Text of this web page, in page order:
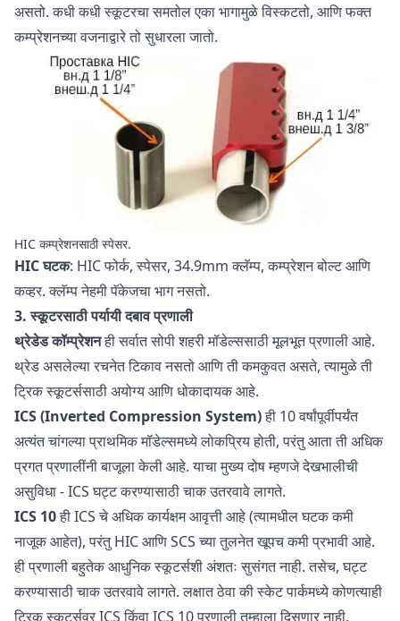
असतो. कधी कधी स्कूटरचा समतोल एका भागामुळे विस्कटतो, आणि फक्त
कम्प्रेशनच्या वजनाद्वारे तो सुधारला जातो.
HIC कम्प्रेशनसाठी स्पेसर.
HIC घटक: HIC फोर्क, स्पेसर, 34.9mm क्लॅम्प, कम्प्रेशन बोल्ट आणि
कव्हर. क्लॅम्प नेहमी पॅकेजचा भाग नसतो.
3. स्कूटरसाठी पर्यायी दबाव प्रणाली
थ्रेडेड कॉम्प्रेशनही सर्वात सोपी शहरी मॉडेल्ससाठी मूलभूत प्रणाली आहे.
थ्रेड असलेल्या रचनेत टिकाव नसतो आणि ती कमकुवत असते, त्यामुळे ती
ट्रिक स्कूटर्ससाठी अयोग्य आणि धोकादायक आहे.
ICS (Inverted Compression System)ही 10 वर्षांपूर्वीपर्यंत
अत्यंत चांगल्या प्राथमिक मॉडेल्समध्ये लोकप्रिय होती, परंतु आता ती अधिक
प्रगत प्रणालींनी बाजूला केली आहे. याचा मुख्य दोष म्हणजे देखभालीची
असुविधा - ICS घट्ट करण्यासाठी चाक उतरवावे लागते.
ICS 10ही ICS चे अधिक कार्यक्षम आवृत्ती आहे (त्यामधील घटक कमी
नाजूक आहेत), परंतु HIC आणि SCS च्या तुलनेत खूपच कमी प्रभावी आहे.
ही प्रणाली बहुतेक आधुनिक स्कूटर्सशी अंशतः सुसंगत नाही. तसेच, घट्ट
करण्यासाठी चाक उतरवावे लागते. लक्षात ठेवा की स्केट पार्कमध्ये कोणत्याही
ट्रिक स्कूटर्सवर ICS किंवा ICS 10 प्रणाली तुम्हाला दिसणार नाही.